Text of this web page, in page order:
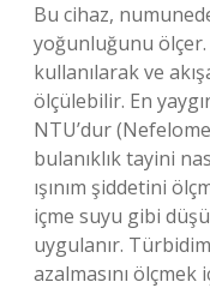
Bu cihaz,
yoğunluğunu ölçer.
kullanılarak ve
ölçülebilir. En
NTU’dur
bulanıklık tayini
ışınım şiddetini
içme suyu gibi
uygulanır.
azalmasını